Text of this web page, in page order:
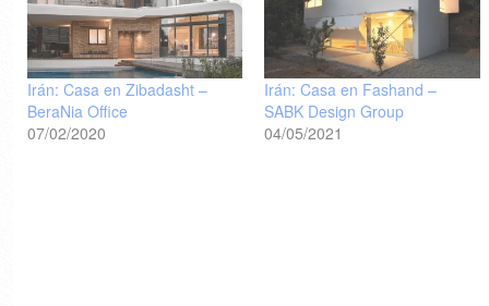
Irán: Casa en Zibadasht –
BeraNia Office
07/02/2020
Irán: Casa en Fashand –
SABK Design Group
04/05/2021